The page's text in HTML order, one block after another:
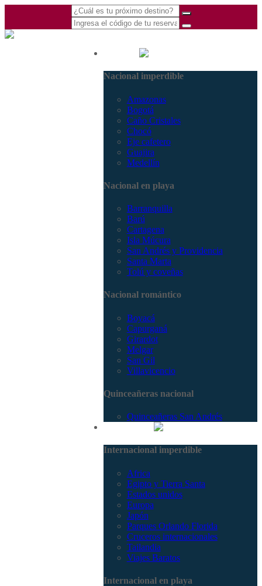
Nacional imperdible
Amazonas
Bogotá
Caño Cristales
Chocó
Eje cafetero
Guajira
Medellín
Nacional en playa
Barranquilla
Barú
Cartagena
Isla Múcura
San Andrés y Providencia
Santa Marta
Tolú y coveñas
Nacional romántico
Boyacá
Capurganá
Girardot
Melgar
San Gil
Villavicencio
Quinceañeras nacional
Quinceañeras San Andrés
Internacional imperdible
Africa
Egipto y Tierra Santa
Estados unidos
Europa
Japón
Parques Orlando Florida
Cruceros internacionales
Tailandia
Viajes Baratos
Internacional en playa